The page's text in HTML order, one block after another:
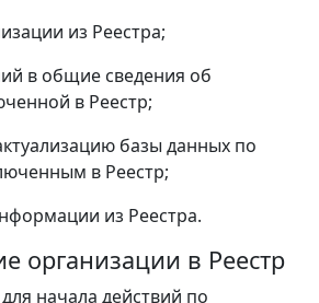
из Реестра;
в общие сведения об
в Реестр;
базы данных по
в Реестр;
из Реестра.
организации в Реестр
начала действий по